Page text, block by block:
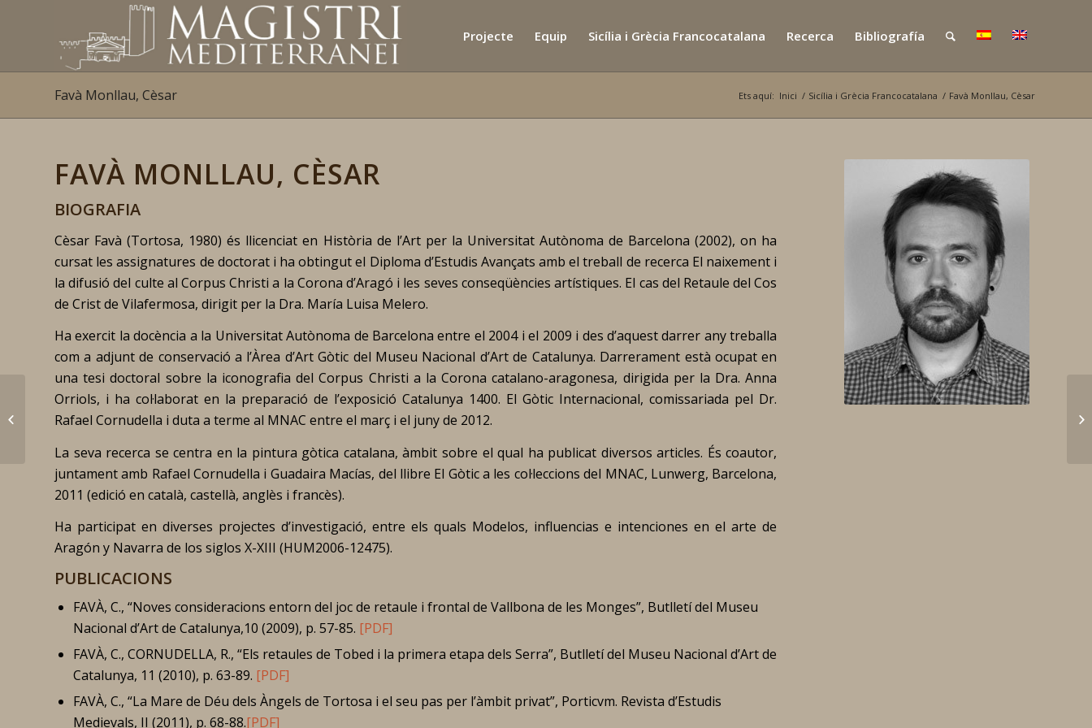
Projecte Equip Sicília i Grècia Francocatalana Recerca Bibliografía
Favà Monllau, Cèsar Ets aquí: Inici / Sicília i Grècia Francocatalana / Favà Monllau, Cèsar
FAVÀ MONLLAU, CÈSAR
BIOGRAFIA
Cèsar Favà (Tortosa, 1980) és llicenciat en Història de l’Art per la Universitat Autònoma de Barcelona (2002), on ha
cursat les assignatures de doctorat i ha obtingut el Diploma d’Estudis Avançats amb el treball de recerca El naixement i
la difusió del culte al Corpus Christi a la Corona d’Aragó i les seves conseqüències artístiques. El cas del Retaule del Cos
de Crist de Vilafermosa, dirigit per la Dra. María Luisa Melero.
Ha exercit la docència a la Universitat Autònoma de Barcelona entre el 2004 i el 2009 i des d’aquest darrer any treballa
com a adjunt de conservació a l’Àrea d’Art Gòtic del Museu Nacional d’Art de Catalunya. Darrerament està ocupat en
una tesi doctoral sobre la iconografia delCorpus Christi a la Corona catalano-aragonesa, dirigida per la Dra. Anna
Orriols, i ha col·laborat en la preparació de l’exposicióCatalunya 1400. El Gòtic Internacional, comissariada pel Dr.
Rafael Cornudella i duta a terme al MNAC entre el març i el juny de 2012.
La seva recerca se centra en la pintura gòtica catalana, àmbit sobre el qual ha publicat diversos articles. És coautor,
juntament amb Rafael Cornudella i Guadaira Macías, del llibre El Gòtic a les col·leccions del MNAC, Lunwerg, Barcelona,
2011 (edició en català, castellà, anglès i francès).
Ha participat en diverses projectes d’investigació, entre els quals Modelos, influencias e intenciones en el arte de
Aragón y Navarra de los siglos X-XIII (HUM2006-12475).
PUBLICACIONS
FAVÀ, C., “Noves consideracions entorn del joc de retaule i frontal de Vallbona de les Monges”, Butlletí del Museu
Nacional d’Art de Catalunya,10 (2009), p. 57-85. [PDF]
FAVÀ, C., CORNUDELLA, R., “Els retaules de Tobed i la primera etapa dels Serra”, Butlletí del Museu Nacional d’Art de
Catalunya, 11 (2010), p. 63-89. [PDF]
FAVÀ, C., “La Mare de Déu dels Àngels de Tortosa i el seu pas per l’àmbit privat”, Porticvm. Revista d’Estudis
Medievals, II (2011), p. 68-88.[PDF]
Duran-Porta, Joan